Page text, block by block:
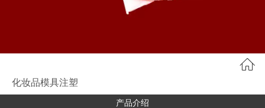
化妆品模具注塑
产品介绍